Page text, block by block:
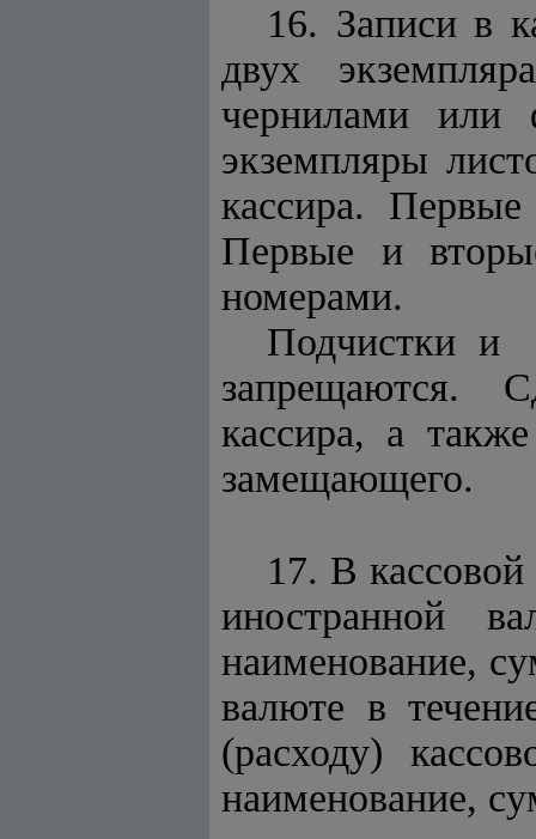
16. Записи в
двух
чернилами или
экземпляры
кассира.
Первые и
номерами.
Подчистки и
запрещаются.
кассира, а
замещающего.
17. В кассовой
иностранной
наименование,
валюте в
(расходу)
наименование,